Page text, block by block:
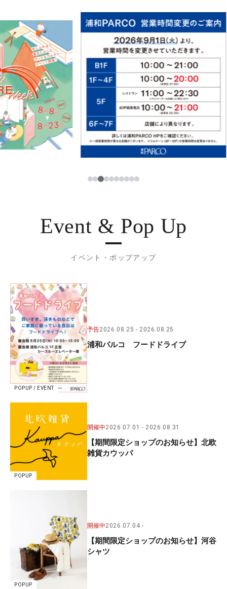
ニュース
レストラン・カフェ
TAX FREE
PARCOメンバーズ
JP
한국어
ภาษาไทย
日本語
123456789
Event & Pop Up
イベント・ポップアップ
POPUP / EVENT
予告2026.08.25 2026.08.25
浦和パルコ フードドライブ
POPUP
開催中2026.07.01 2026.08.31
【期間限定ショップのお知らせ】北欧
雑貨カウッパ
POPUP
開催中2026.07.04
【期間限定ショップのお知らせ】河谷
シャツ